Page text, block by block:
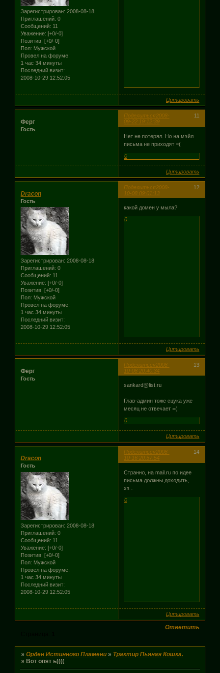
Зарегистрирован: 2008-08-18
Приглашений: 0
Сообщений: 11
Уважение: [+0/-0]
Позитив: [+0/-0]
Пол: Мужской
Провел на форуме:
1 час 34 минуты
Последний визит:
2008-10-29 12:52:05
Цитировать
Поделиться 11
2008-
09-22 19:12:39
Ферг
Гость
Нет не потерял. Но на мэйл
письма не приходят =(
0
Цитировать
Поделиться 12
2008-
10-08 09:01:13
Dracon
Гость
Зарегистрирован: 2008-08-18
Приглашений: 0
Сообщений: 11
Уважение: [+0/-0]
Позитив: [+0/-0]
Пол: Мужской
Провел на форуме:
1 час 34 минуты
Последний визит:
2008-10-29 12:52:05
какой домен у мыла?
0
Цитировать
Поделиться 13
2008-
10-08 20:40:34
Ферг
Гость
sankard@list.ru
Глав-админ тоже сцука уже
месяц не отвечает =(
0
Цитировать
Поделиться 14
2008-
10-16 20:57:54
Dracon
Гость
Зарегистрирован: 2008-08-18
Приглашений: 0
Сообщений: 11
Уважение: [+0/-0]
Позитив: [+0/-0]
Пол: Мужской
Провел на форуме:
1 час 34 минуты
Последний визит:
2008-10-29 12:52:05
Странно, на mail.ru по идее
письма должны доходить,
хз...
0
Цитировать
Ответить
»Орден Истинного Пламени » Трактир Пьяная Кошка.
» Вот опят ь((((